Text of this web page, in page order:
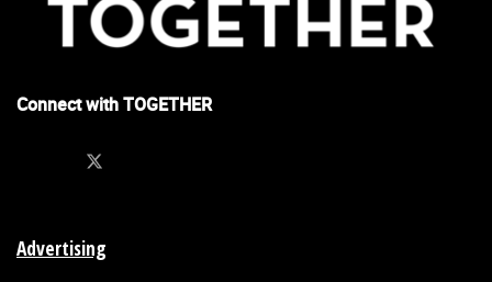
Connect with TOGETHER
Advertising